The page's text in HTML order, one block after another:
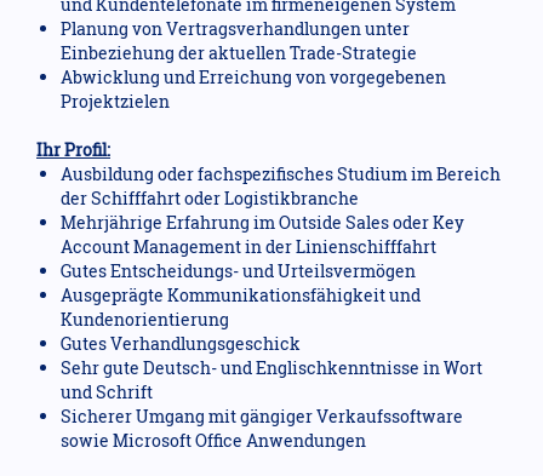
Planung von Vertragsverhandlungen unter
Einbeziehung der aktuellen Trade-Strategie
Abwicklung und Erreichung von vorgegebenen
Projektzielen
Ihr Profil:
Ausbildung oder fachspezifisches Studium im Bereich
der Schifffahrt oder Logistikbranche
Mehrjährige Erfahrung im Outside Sales oder Key
Account Management in der Linienschifffahrt
Gutes Entscheidungs- und Urteilsvermögen
Ausgeprägte Kommunikationsfähigkeit und
Kundenorientierung
Gutes Verhandlungsgeschick
Sehr gute Deutsch- und Englischkenntnisse in Wort
und Schrift
Sicherer Umgang mit gängiger Verkaufssoftware
sowie Microsoft Office Anwendungen